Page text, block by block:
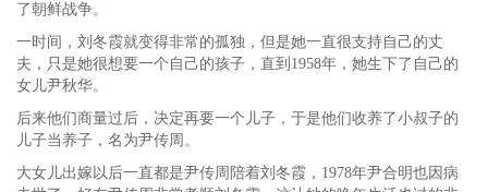
了朝鲜战争。
一时间，刘冬霞就变得非常的孤独，但是她一直很支持自己的丈
夫，只是她很想要一个自己的孩子，直到1958年，她生下了自己的
女儿尹秋华。
后来他们商量过后，决定再要一个儿子，于是他们收养了小叔子的
儿子当养子，名为尹传周。
大女儿出嫁以后一直都是尹传周陪着刘冬霞，1978年尹合明也因病